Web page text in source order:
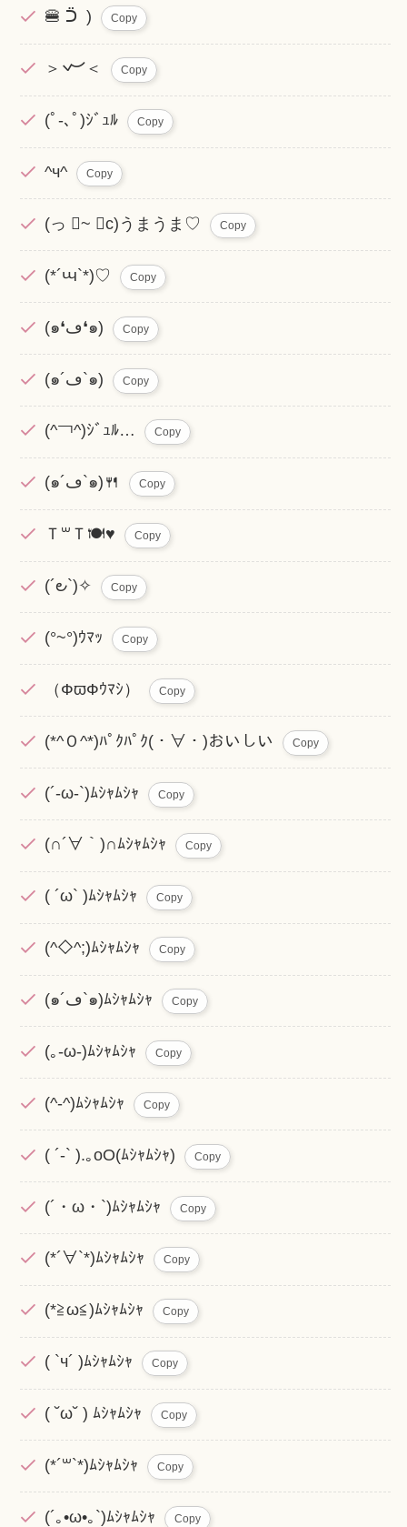
🍔 ᑒ ) Copy
＞𐋣＜ Copy
(ﾟ-､ﾟ)ｼﾞｭﾙ Copy
^ч^ Copy
(っ ॑~ ॑c)うまうま♡ Copy
(*´ꚇ`*)♡ Copy
(๑❛ڡ❛๑) Copy
(๑´ڡ`๑) Copy
(^￢^)ｼﾞｭﾙ… Copy
(๑´ڡ`๑)🍴 Copy
Ｔ꒳Ｔ🍽♥ Copy
(´౿`)✧ Copy
(°~°)ｳﾏｯ Copy
（ФϖФｳﾏｼ） Copy
(*^Ｏ^*)ﾊﾟｸﾊﾟｸ(・∀・)おいしい Copy
(´-ω-`)ﾑｼｬﾑｼｬ Copy
(∩´∀｀)∩ﾑｼｬﾑｼｬ Copy
( ´ω` )ﾑｼｬﾑｼｬ Copy
(^◇^;)ﾑｼｬﾑｼｬ Copy
(๑´ڡ`๑)ﾑｼｬﾑｼｬ Copy
(｡-ω-)ﾑｼｬﾑｼｬ Copy
(^-^)ﾑｼｬﾑｼｬ Copy
( ´-` ).｡oO(ﾑｼｬﾑｼｬ) Copy
(´・ω・`)ﾑｼｬﾑｼｬ Copy
(*´∀`*)ﾑｼｬﾑｼｬ Copy
(*≧ω≦)ﾑｼｬﾑｼｬ Copy
( `ч´ )ﾑｼｬﾑｼｬ Copy
( ˘ω˘ ) ﾑｼｬﾑｼｬ Copy
(*´꒳`*)ﾑｼｬﾑｼｬ Copy
(´｡•ω•｡`)ﾑｼｬﾑｼｬ Copy